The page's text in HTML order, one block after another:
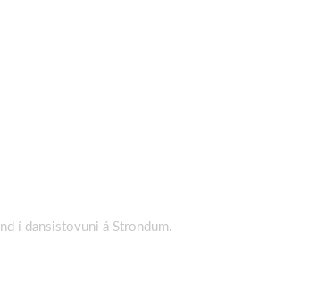
í dansistovuni á Strondum.